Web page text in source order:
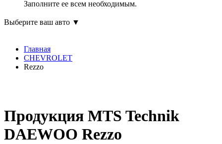
Заполните ее всем необходимым.
Выберите ваш авто ▼
Главная
CHEVROLET
Rezzo
Продукция MTS Technik
DAEWOO Rezzo